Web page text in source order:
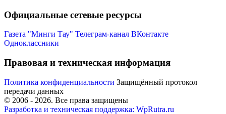
Официальные сетевые ресурсы
Газета "Минги Тау" Телеграм-канал ВКонтакте
Одноклассники
Правовая и техническая информация
Политика конфиденциальности Защищённый протокол
передачи данных
© 2006 - 2026. Все права защищены
Разработка и техническая поддержка: WpRutra.ru